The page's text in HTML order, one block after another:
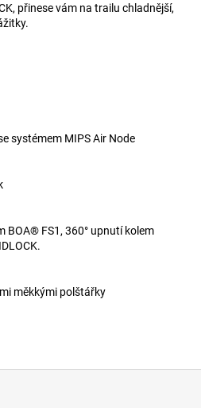
přinese vám na trailu chladnější,
systémem MIPS Air Node
BOA® FS1, 360° upnutí kolem
měkkými polštářky